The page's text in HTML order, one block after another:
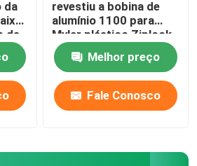
da
de
revestiu a bobina de
alumínio 1100 para
Mylar plástico Ziplock
ensaca 300mm 405mm
505mmMelhor preço
Fale Conosco